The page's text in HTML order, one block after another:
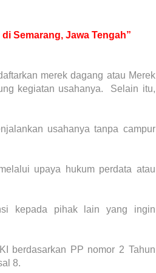
Semarang, Jawa Tengah”
merek dagang atau Merek
kegiatan usahanya. Selain itu,
usahanya tanpa campur
upaya hukum perdata atau
kepada pihak lain yang ingin
berdasarkan PP nomor 2 Tahun
8.